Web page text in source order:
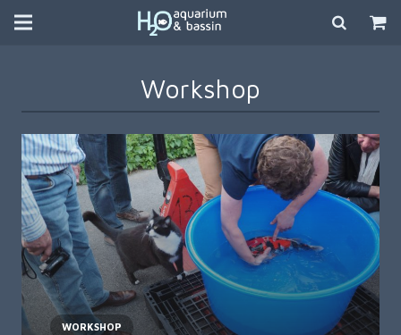
Workshop
WORKSHOP